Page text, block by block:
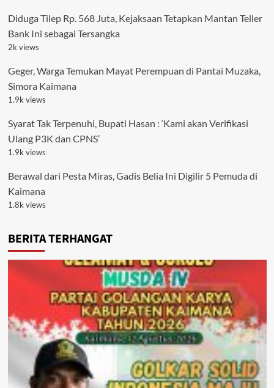
Diduga Tilep Rp. 568 Juta, Kejaksaan Tetapkan Mantan Teller
Bank Ini sebagai Tersangka
2k views
Geger, Warga Temukan Mayat Perempuan di Pantai Muzaka,
Simora Kaimana
1.9k views
Syarat Tak Terpenuhi, Bupati Hasan : ‘Kami akan Verifikasi
Ulang P3K dan CPNS’
1.9k views
Berawal dari Pesta Miras, Gadis Belia Ini Digilir 5 Pemuda di
Kaimana
1.8k views
BERITA TERHANGAT